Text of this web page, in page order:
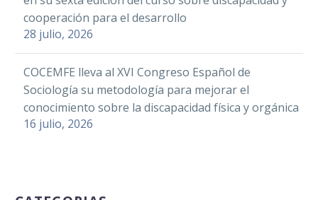
La Federación
Enfermedades
Neuromusculares
(Federación
ASEM), entidad
COCEMFE Castilla y
León abre las
Campus Inclusivo
Vicente del Bosque
en Venta de Baños
Facebook
Twitter
LinkedIn
cooperación para el desarrollo
28 julio, 2026
COCEMFE lleva al XVI Congreso Español de
Sociología su metodología para mejorar el
conocimiento sobre la discapacidad física y orgánica
16 julio, 2026